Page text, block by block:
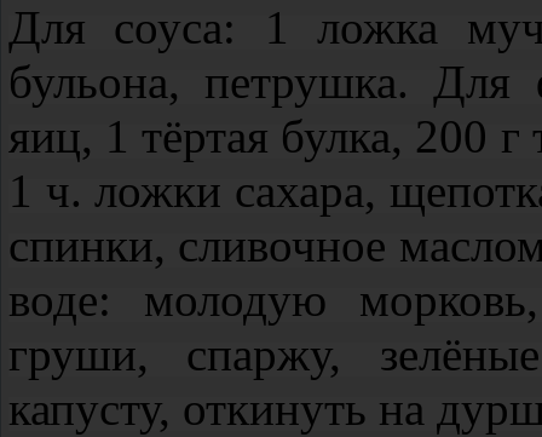
Для соуса: 1 ложка
бульона, петрушка.
яиц, 1 тёртая булка, 200 г
1 ч. ложки сахара,
спинки, сливочное
воде: молодую
груши, спаржу,
капусту, откинуть на